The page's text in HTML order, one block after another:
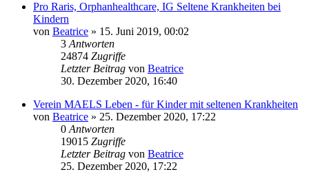
Pro Raris, Orphanhealthcare, IG Seltene Krankheiten bei
Kindern
von Beatrice » 15. Juni 2019, 00:02
3 Antworten
24874 Zugriffe
Letzter Beitrag von Beatrice
30. Dezember 2020, 16:40
Verein MAELS Leben - für Kinder mit seltenen Krankheiten
von Beatrice » 25. Dezember 2020, 17:22
0 Antworten
19015 Zugriffe
Letzter Beitrag von Beatrice
25. Dezember 2020, 17:22